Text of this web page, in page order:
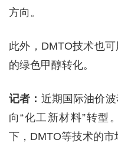
方向。
此外，DMTO技术也
的绿色甲醇转化。
记者： 近期国际油价
向“化工新材料”转型
下，DMTO等技术的市